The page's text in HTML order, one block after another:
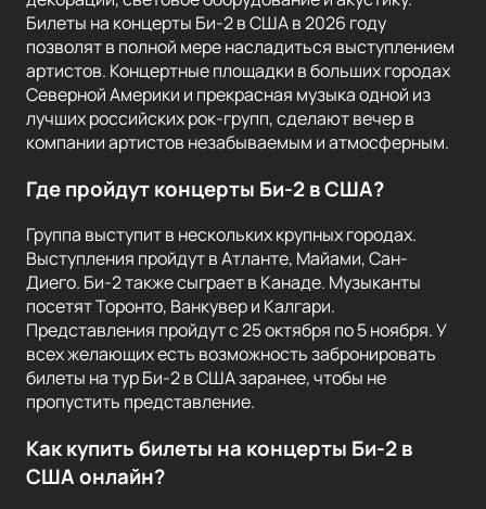
Билеты на концерты Би-2 в США в 2026 году
позволят в полной мере насладиться выступлением
артистов. Концертные площадки в больших городах
Северной Америки и прекрасная музыка одной из
лучших российских рок-групп, сделают вечер в
компании артистов незабываемым и атмосферным.
Где пройдут концерты Би-2 в США?
Группа выступит в нескольких крупных городах.
Выступления пройдут в Атланте, Майами, Сан-
Диего. Би-2 также сыграет в Канаде. Музыканты
посетят Торонто, Ванкувер и Калгари.
Представления пройдут с 25 октября по 5 ноября. У
всех желающих есть возможность забронировать
билеты на тур Би-2 в США заранее, чтобы не
пропустить представление.
Как купить билеты на концерты Би-2 в
США онлайн?